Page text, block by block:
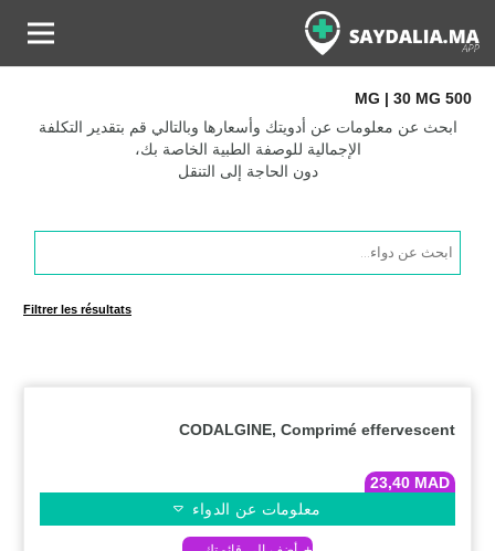
500 MG | 30 MG
ابحث عن معلومات عن أدويتك وأسعارها وبالتالي قم بتقدير التكلفة
الإجمالية للوصفة الطبية الخاصة بك،
دون الحاجة إلى التنقل
Products
search
Filtrer les résultats
CODALGINE, Comprimé effervescent
23,40 MAD
معلومات عن الدواء